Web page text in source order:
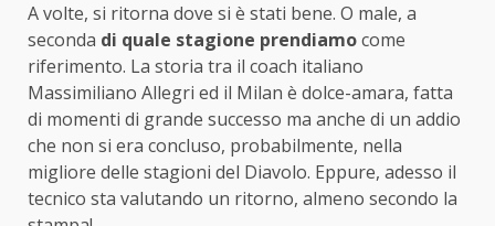
A volte, si ritorna dove si è stati bene. O male, a
seconda di quale stagione prendiamocome
riferimento. La storia tra il coach italiano
Massimiliano Allegri ed il Milan è dolce-amara, fatta
di momenti di grande successo ma anche di un addio
che non si era concluso, probabilmente, nella
migliore delle stagioni del Diavolo. Eppure, adesso il
tecnico sta valutando un ritorno, almeno secondo la